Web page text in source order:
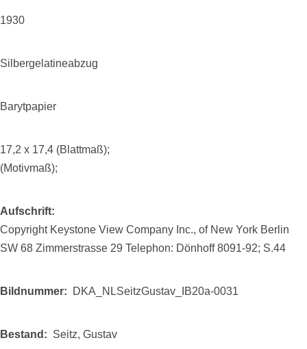
1930
Silbergelatineabzug
Barytpapier
17,2 x 17,4 (Blattmaß);
(Motivmaß);
Aufschrift
Copyright Keystone View Company Inc., of New York Berlin
SW 68 Zimmerstrasse 29 Telephon: Dönhoff 8091-92; S.44
Bildnummer DKA_NLSeitzGustav_IB20a-0031
Bestand Seitz, Gustav